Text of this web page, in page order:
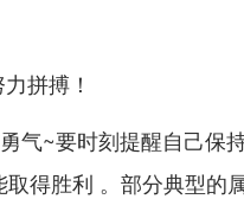
拼搏！
气~要时刻提醒自己保持
得胜利 。部分典型的